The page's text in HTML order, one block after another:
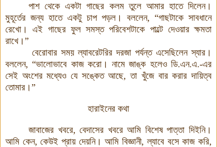
পাশ থেকে একটা গাছের কলম তুলে আমার হাতে দিলেন।
মুহূর্তের জন্য হাতে একটু চাপ পড়ল । বললেন, “গাছটাকে সাবধানে
রেখো ।
এই গাছের ফুল সমস্ত পরিবেশটাকে পাল্টে দেওয়ার ক্ষমতা
রাখে ।”
বেরোবার সময় ল্যাবরেটরির দরজা পর্যন্ত এসেছিলেন স্যার।
বললেন, “ভালোভাবে কাজ করো। নামে জাঙ্ক হলেও ডি.এন.এ.-এর
সেই অংশের মধ্যেও যে সঙ্কেত আছে, তা খুঁজে বার করার দায়িত্ব
তোমার ।”
হারাইনের কথা
জাবাজের খবরে, বেদাসের খবরে আমি বিশেষ পাত্তা দিইনি।
আমি কেন, কেউই প্রায় দেয়নি। আমি বিজ্ঞানী, ল্যাবে বসে কাজ করি,